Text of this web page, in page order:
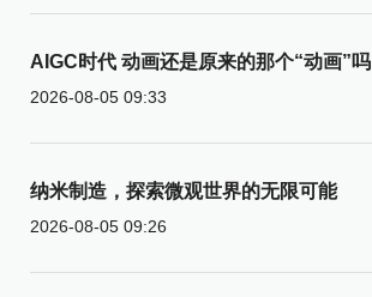
AIGC时代 动画还是原来的那个“动画”吗
2026-08-05 09:33
纳米制造，探索微观世界的无限可能
2026-08-05 09:26